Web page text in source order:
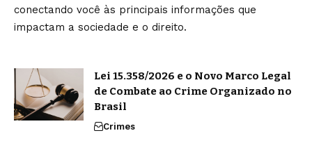
conectando você às principais informações que
impactam a sociedade e o direito.
Lei 15.358/2026 e o Novo Marco Legal
de Combate ao Crime Organizado no
Brasil
Crimes